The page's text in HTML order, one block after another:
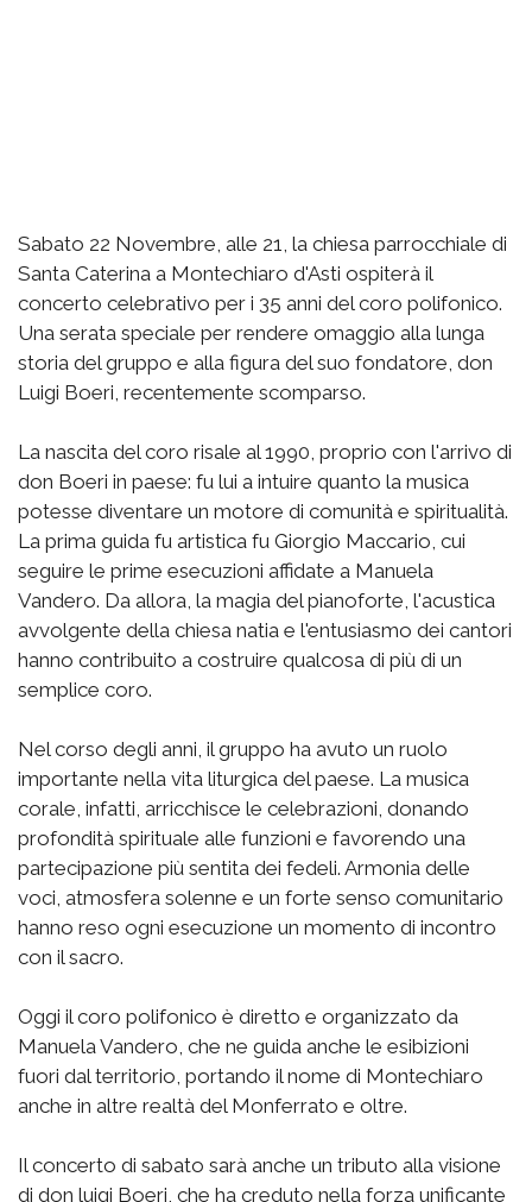
Sabato 22 Novembre, alle 21, la chiesa parrocchiale di
Santa Caterina a Montechiaro d'Asti ospiterà il
concerto celebrativo per i 35 anni del coro polifonico.
Una serata speciale per rendere omaggio alla lunga
storia del gruppo e alla figura del suo fondatore, don
Luigi Boeri, recentemente scomparso.
La nascita del coro risale al 1990, proprio con l'arrivo di
don Boeri in paese: fu lui a intuire quanto la musica
potesse diventare un motore di comunità e spiritualità.
La prima guida fu artistica fu Giorgio Maccario, cui
seguire le prime esecuzioni affidate a Manuela
Vandero. Da allora, la magia del pianoforte, l'acustica
avvolgente della chiesa natia e l'entusiasmo dei cantori
hanno contribuito a costruire qualcosa di più di un
semplice coro.
Nel corso degli anni, il gruppo ha avuto un ruolo
importante nella vita liturgica del paese. La musica
corale, infatti, arricchisce le celebrazioni, donando
profondità spirituale alle funzioni e favorendo una
partecipazione più sentita dei fedeli. Armonia delle
voci, atmosfera solenne e un forte senso comunitario
hanno reso ogni esecuzione un momento di incontro
con il sacro.
Oggi il coro polifonico è diretto e organizzato da
Manuela Vandero, che ne guida anche le esibizioni
fuori dal territorio, portando il nome di Montechiaro
anche in altre realtà del Monferrato e oltre.
Il concerto di sabato sarà anche un tributo alla visione
di don luigi Boeri, che ha creduto nella forza unificante